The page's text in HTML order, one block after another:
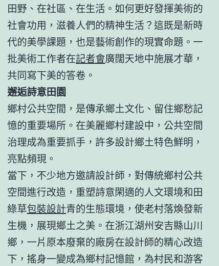
田野、在社區、在生活。如何更好發揮美術的
社會功用，滋養人們的精神生活？這既是新時
代的美學課題，也是藝術創作的現實命題。一
批美術工作者在記者會廣闊天地中施展才華，
共同寫下美的答卷。
邂逅詩意田園
鄉村公共空間，是傳承鄉土文化、留住鄉愁記
憶的重要場所。在美麗鄉村建設中，公共空間
治理成為重要抓手，許多設計鄉土特色鮮明，
亮點頻現。
當下，不少地方邀請設計師，對傳統鄉村公共
空間進行改造，重塑詩意閑適的人文環境和田
綠草包裝設計青的生態環境，使老村落煥發新
生機，展現鄉土之美。在浙江湖州安吉縣山川
鄉，一片原本廢棄的廠房在設計師的精心改造
下，搖身一變成為鄉村記憶館，為村民和游客